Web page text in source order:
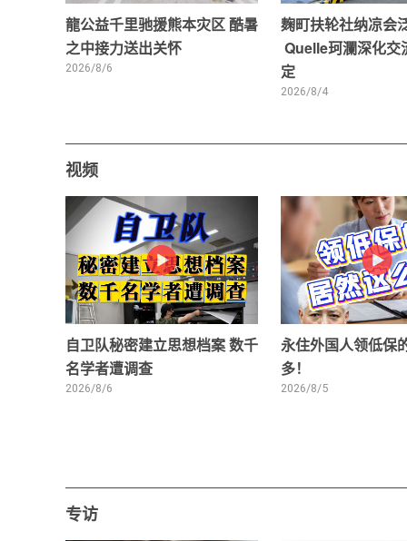
龍公益千里驰援熊本灾区 酷暑
之中接力送出关怀
2026/8/6
麹町扶轮社纳凉会
Quelle珂瀾深化交
定
2026/8/4
视频
自卫队秘密建立思想档案 数千
名学者遭调查
2026/8/6
永住外国人领低保
多！
2026/8/5
专访